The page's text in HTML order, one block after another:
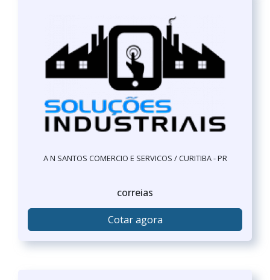
A N SANTOS COMERCIO E SERVICOS / CURITIBA - PR
correias
Cotar agora